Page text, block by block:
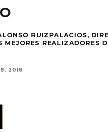
RUIZPALACIOS,
REALIZADORES
2018